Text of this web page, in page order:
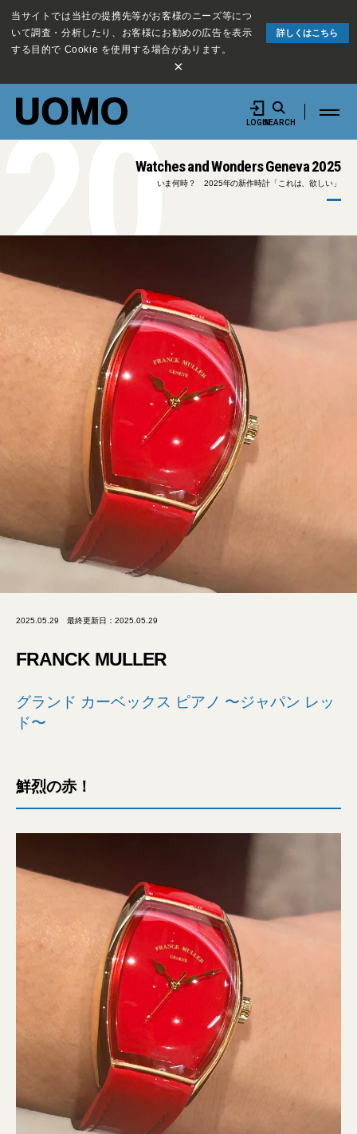
当サイトでは当社の提携先等がお客様のニーズ等につ
いて調査・分析したり、お客様にお勧めの広告を表示
する目的で Cookie を使用する場合があります。
詳しくはこちら
×
LOGINSEARCH
Watches and Wonders Geneva 2025
いま何時？ 2025年の新作時計「これは、欲しい」
20
2025.05.29 最終更新日：2025.05.29
FRANCK MULLER
グランド カーベックス ピアノ 〜ジャパン レッ
ド〜
鮮烈の赤！